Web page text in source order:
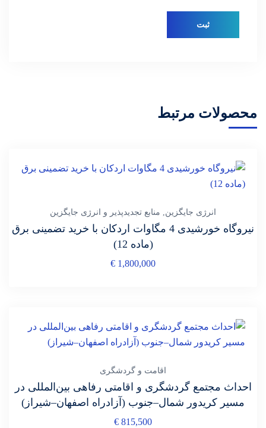
محصولات مرتبط
انرژی جایگزین, منابع تجدیدپذیر و انرژی جایگزین
نیروگاه خورشیدی 4 مگاوات اردکان با خرید تضمینی برق
(ماده 12)
€ 1,800,000
اقامت و گردشگری
احداث مجتمع گردشگری و اقامتی رفاهی بین‌المللی در
مسیر کریدور شمال–جنوب (آزادراه اصفهان–شیراز)
€ 815,500